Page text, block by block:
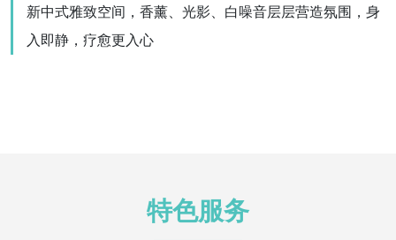
新中式雅致空间，香薰、光影、白噪音层层营造氛围，身
入即静，疗愈更入心
特色服务